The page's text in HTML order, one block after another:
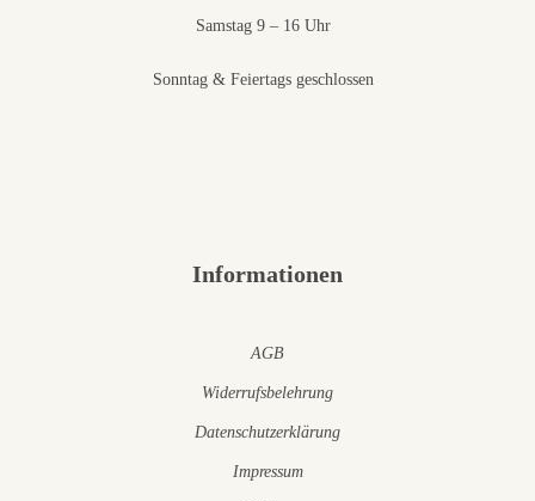
Samstag 9 – 16 Uhr
Sonntag & Feiertags geschlossen
Informationen
AGB
Widerrufsbelehrung
Datenschutzerklärung
Impressum